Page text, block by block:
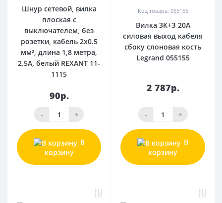
Шнур сетевой, вилка
плоская с
выключателем, без
розетки, кабель 2x0.5
мм², длина 1,8 метра,
2.5A, белый REXANT 11-
1115
90р.
- +
В
корзину
Код товара: 055155
Вилка 3К+З 20А
силовая выход кабеля
сбоку слоновая кость
Legrand 055155
2 787р.
- +
В
корзину